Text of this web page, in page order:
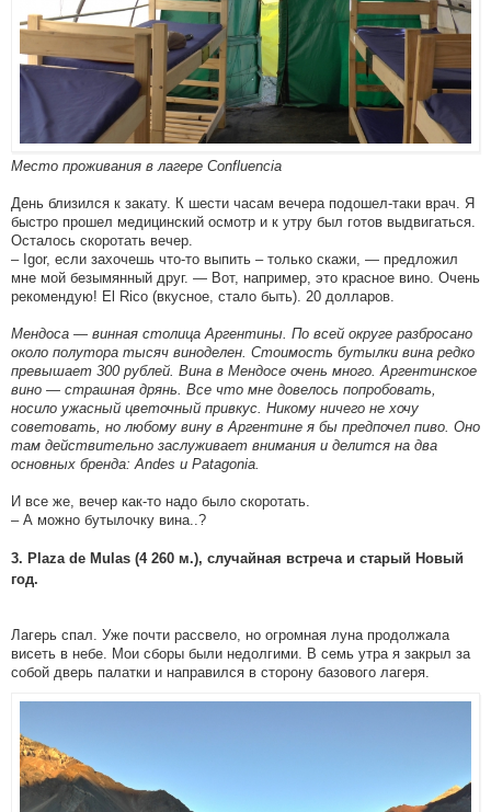
Место проживания в лагере Confluencia
День близился к закату. К шести часам вечера подошел-таки врач. Я
быстро прошел медицинский осмотр и к утру был готов выдвигаться.
Осталось скоротать вечер.
– Igor, если захочешь что-то выпить – только скажи, — предложил
мне мой безымянный друг. — Вот, например, это красное вино. Очень
рекомендую! El Rico (вкусное, стало быть). 20 долларов.
Мендоса — винная столица Аргентины. По всей округе разбросано
около полутора тысяч виноделен. Стоимость бутылки вина редко
превышает 300 рублей. Вина в Мендосе очень много. Аргентинское
вино — страшная дрянь. Все что мне довелось попробовать,
носило ужасный цветочный привкус. Никому ничего не хочу
советовать, но любому вину в Аргентине я бы предпочел пиво. Оно
там действительно заслуживает внимания и делится на два
основных бренда: Andes и Patagonia.
И все же, вечер как-то надо было скоротать.
– А можно бутылочку вина..?
3. Plaza de Mulas (4 260 м.), случайная встреча и старый Новый
год.
Лагерь спал. Уже почти рассвело, но огромная луна продолжала
висеть в небе. Мои сборы были недолгими. В семь утра я закрыл за
собой дверь палатки и направился в сторону базового лагеря.